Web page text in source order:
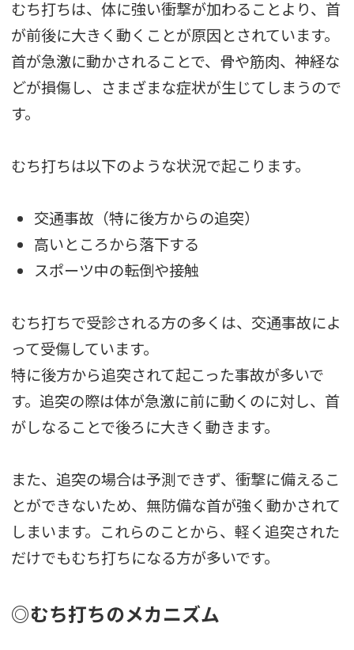
むち打ちは、体に強い衝撃が加わることより、首
が前後に大きく動くことが原因とされています。
首が急激に動かされることで、骨や筋肉、神経な
どが損傷し、さまざまな症状が生じてしまうので
す。
むち打ちは以下のような状況で起こります。
交通事故（特に後方からの追突）
高いところから落下する
スポーツ中の転倒や接触
むち打ちで受診される方の多くは、交通事故によ
って受傷しています。
特に後方から追突されて起こった事故が多いで
す。追突の際は体が急激に前に動くのに対し、首
がしなることで後ろに大きく動きます。
また、追突の場合は予測できず、衝撃に備えるこ
とができないため、無防備な首が強く動かされて
しまいます。これらのことから、軽く追突された
だけでもむち打ちになる方が多いです。
◎むち打ちのメカニズム